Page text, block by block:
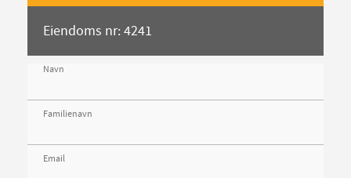
Eiendoms nr: 4241
Navn
Familienavn
Email